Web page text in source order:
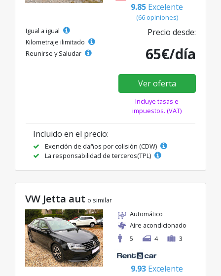
9.85 Excelente
(66 opiniones)
Igual a igual
Kilometraje ilimitado
Reunirse y Saludar
Precio desde:
65€/día
Ver oferta
Incluye tasas e
impuestos. (VAT)
Incluido en el precio:
Exención de daños por colisión (CDW)
La responsabilidad de terceros(TPL)
VW Jetta aut o similar
Automático
Aire acondicionado
5
4 3
9.93 Excelente